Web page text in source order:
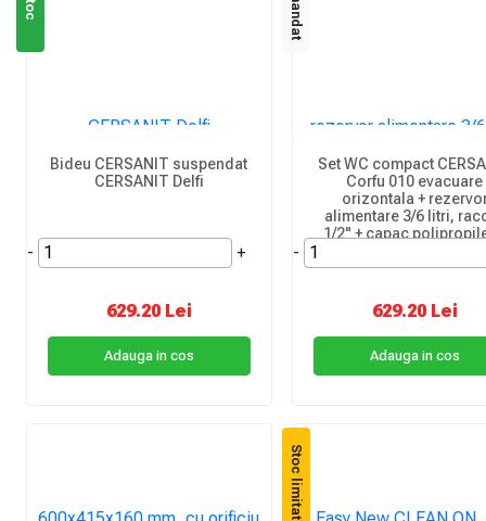
Bideu CERSANIT suspendat
CERSANIT Delfi
- +
629.20 Lei
Adauga in cos
Set WC compact
Corfu 010 evacuare
orizontala +
alimentare 3/6 litri,
1/2" + capac
-
629.20 Lei
Adauga in cos
Stoc limitat